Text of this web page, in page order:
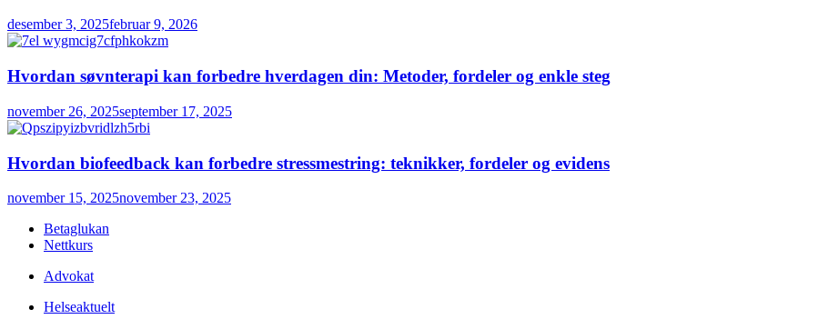
desember 3, 2025februar 9, 2026
Hvordan søvnterapi kan forbedre hverdagen din: Metoder, fordeler og enkle steg
november 26, 2025september 17, 2025
Hvordan biofeedback kan forbedre stressmestring: teknikker, fordeler og evidens
november 15, 2025november 23, 2025
Betaglukan
Nettkurs
Advokat
Helseaktuelt